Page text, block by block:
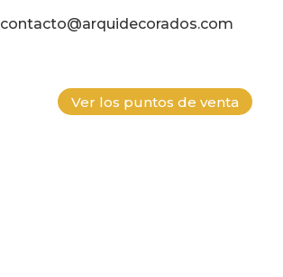
contacto@arquidecorados.com
Ver los puntos de venta